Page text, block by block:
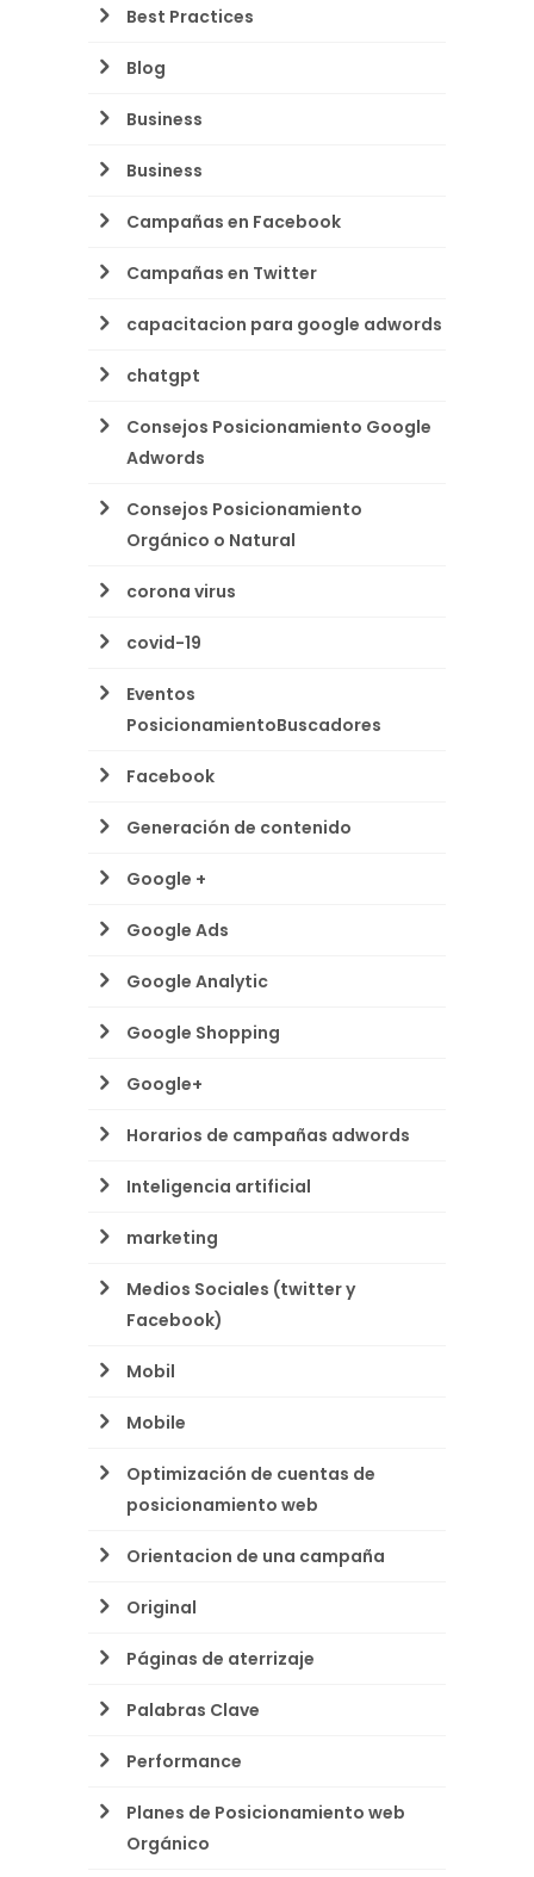
Best Practices
Blog
Business
Business
Campañas en Facebook
Campañas en Twitter
capacitacion para google adwords
chatgpt
Consejos Posicionamiento Google
Adwords
Consejos Posicionamiento
Orgánico o Natural
corona virus
covid-19
Eventos
PosicionamientoBuscadores
Facebook
Generación de contenido
Google +
Google Ads
Google Analytic
Google Shopping
Google+
Horarios de campañas adwords
Inteligencia artificial
marketing
Medios Sociales (twitter y
Facebook)
Mobil
Mobile
Optimización de cuentas de
posicionamiento web
Orientacion de una campaña
Original
Páginas de aterrizaje
Palabras Clave
Performance
Planes de Posicionamiento web
Orgánico